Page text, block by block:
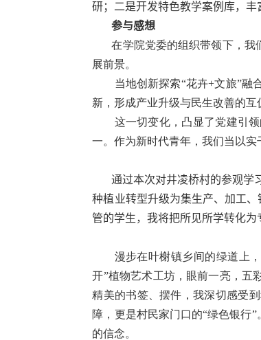
研；二是开发特色教学案例库，丰
参与感想
在学院党委的组织带领下，我
展前景。
当地创新探索“花卉+文旅”融
新，形成产业升级与民生改善的互
这一切变化，凸显了党建引
一。作为新时代青年，我们当以
通过本次对井凌桥村的参观学
种植业转型升级为集生产、加工
管的学生，我将把所见所学转化
漫步在叶榭镇乡间的绿道上
开”植物艺术工坊，眼前一亮，五
精美的书签、摆件，我深切感受
障，更是村民家门口的“绿色银行”
的信念。